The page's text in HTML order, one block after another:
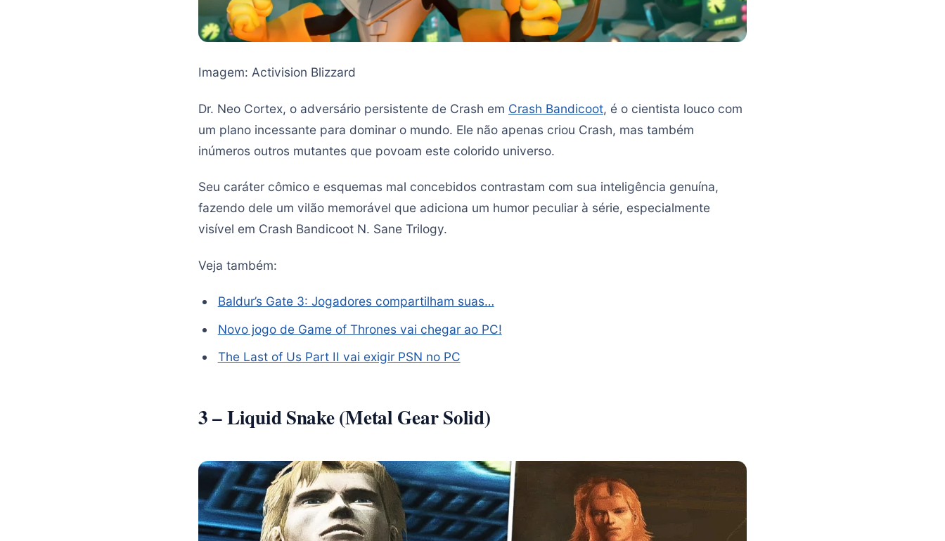
Imagem: Activision Blizzard
Dr. Neo Cortex, o adversário persistente de Crash em Crash Bandicoot, é o cientista louco com
um plano incessante para dominar o mundo. Ele não apenas criou Crash, mas também
inúmeros outros mutantes que povoam este colorido universo.
Seu caráter cômico e esquemas mal concebidos contrastam com sua inteligência genuína,
fazendo dele um vilão memorável que adiciona um humor peculiar à série, especialmente
visível em Crash Bandicoot N. Sane Trilogy.
Veja também:
Baldur’s Gate 3: Jogadores compartilham suas…
Novo jogo de Game of Thrones vai chegar ao PC!
The Last of Us Part II vai exigir PSN no PC
3 – Liquid Snake (Metal Gear Solid)